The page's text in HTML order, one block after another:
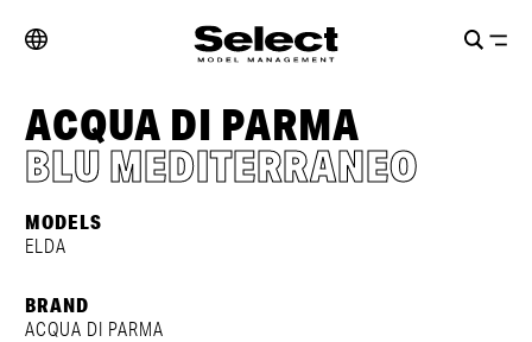
ACQUA DI PARMA
BLU MEDITERRANEO
MODELS
ELDA
BRAND
ACQUA DI PARMA